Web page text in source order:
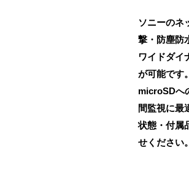
ソニーのネ
撃・防塵防
ワイドダイ
が可能です。
microSDへ
間監視に最
状態・付属
せください。